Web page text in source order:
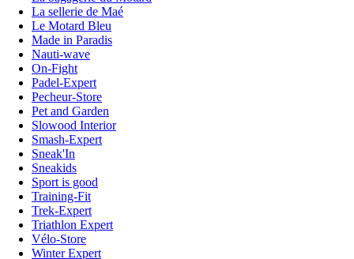
La sellerie de Maé
Le Motard Bleu
Made in Paradis
Nauti-wave
On-Fight
Padel-Expert
Pecheur-Store
Pet and Garden
Slowood Interior
Smash-Expert
Sneak'In
Sneakids
Sport is good
Training-Fit
Trek-Expert
Triathlon Expert
Vélo-Store
Winter Expert